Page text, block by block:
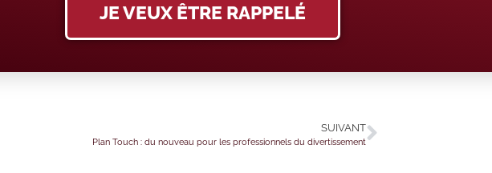
JE VEUX ÊTRE RAPPELÉ
SUIVANT
Plan Touch : du nouveau pour les professionnels du divertissement